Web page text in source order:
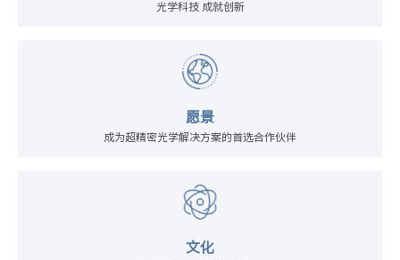
光学科技 成就创新
愿景
成为超精密光学解决方案的首选合作伙伴
文化